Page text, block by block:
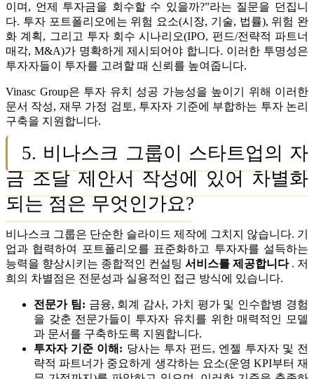
이며, 언제 투자금을 회수할 수 있을까?”라는 질문을 던집니
다. 투자 포트폴리오에는 위험 요소(시장, 기술, 법률), 위험 완
화 계획, 그리고 투자 회수 시나리오(IPO, 펀드/전략적 파트너
매각, M&A)가 명확하게 제시되어야 합니다. 이러한 투명성은
투자자들이 투자를 고려할 때 신뢰를 높여줍니다.
Vinasc Group은 투자 유치 성공 가능성을 높이기 위해 이러한
문서 작성, 재무 가정 검토, 투자자 기준에 부합하는 투자 논리
구축을 지원합니다.
5. 비나스크 그룹이 스타트업의 자
금 조달 제안서 작성에 있어 차별화
되는 점은 무엇인가요?
비나스크 그룹은 단순한 슬라이드 제작에 그치지 않습니다. 기
업과 협력하여 포트폴리오를 표준화하고 투자자를 설득하는
능력을 향상시키는 종합적인 컨설팅 서비스를 제공합니다 . 저
희의 차별점은 전문성과 실용적인 접근 방식에 있습니다.
전문가 팀: 금융, 회계 감사, 가치 평가 및 인수합병 경험
을 갖춘 전문가들이 투자자 유치를 위한 매력적인 모델
과 문서를 구축하도록 지원합니다.
투자자 기준 이해: 당사는 투자 펀드, 엔젤 투자자 및 전
략적 파트너가 중요하게 생각하는 요소(운영 KPI부터 재